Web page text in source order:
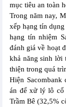
mục tiêu an toàn
Trong năm nay,
xếp hạng tín
hạng tín nhiệm
đánh giá về hoạt
khả năng sinh lời
thiện trong quá
Hiện Sacombank
án để xử lý lô cổ
Trầm Bê (32,5%